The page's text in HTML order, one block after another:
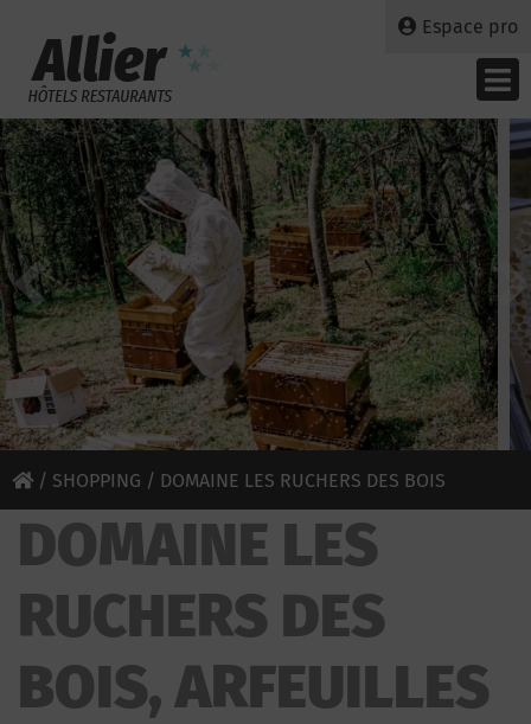
Espace pro
/ SHOPPING / DOMAINE LES RUCHERS DES BOIS
DOMAINE LES
RUCHERS DES
BOIS, ARFEUILLES